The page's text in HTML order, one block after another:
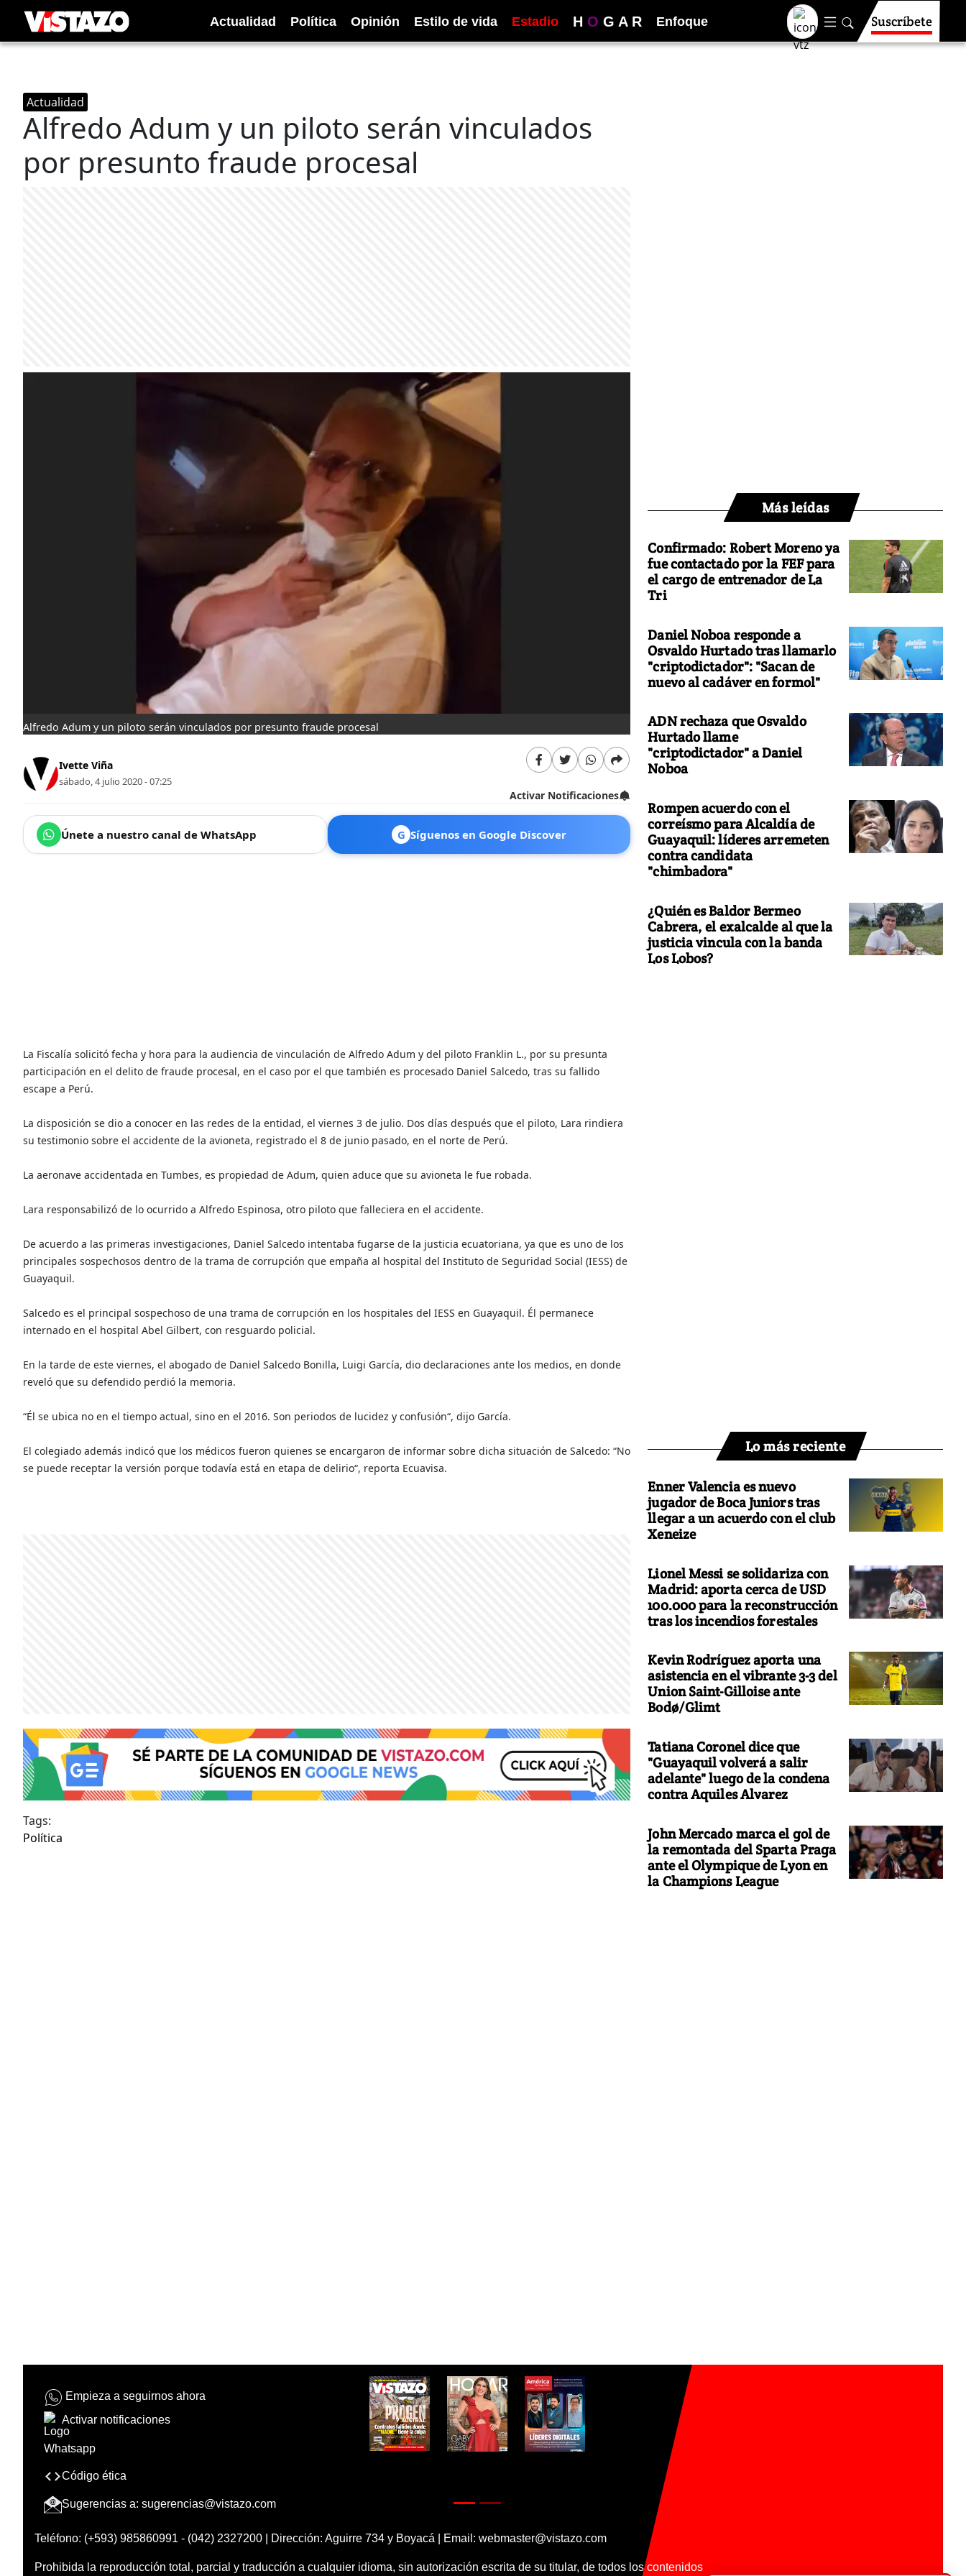
Actualidad Política Opinión Estilo de vida Estadio H O G A R Enfoque Suscríbete
Actualidad
Alfredo Adum y un piloto serán vinculados
por presunto fraude procesal
Alfredo Adum y un piloto serán vinculados por presunto fraude procesal
Ivette Viña
sábado, 4 julio 2020 - 07:25
Activar Notificaciones
Únete a nuestro canal de WhatsApp G Síguenos en Google Discover
La Fiscalía solicitó fecha y hora para la audiencia de vinculación de Alfredo Adum y del piloto Franklin L., por su presunta
participación en el delito de fraude procesal, en el caso por el que también es procesado Daniel Salcedo, tras su fallido
escape a Perú.
La disposición se dio a conocer en las redes de la entidad, el viernes 3 de julio. Dos días después que el piloto, Lara rindiera
su testimonio sobre el accidente de la avioneta, registrado el 8 de junio pasado, en el norte de Perú.
La aeronave accidentada en Tumbes, es propiedad de Adum, quien aduce que su avioneta le fue robada.
Lara responsabilizó de lo ocurrido a Alfredo Espinosa, otro piloto que falleciera en el accidente.
De acuerdo a las primeras investigaciones, Daniel Salcedo intentaba fugarse de la justicia ecuatoriana, ya que es uno de los
principales sospechosos dentro de la trama de corrupción que empaña al hospital del Instituto de Seguridad Social (IESS) de
Guayaquil.
Salcedo es el principal sospechoso de una trama de corrupción en los hospitales del IESS en Guayaquil. Él permanece
internado en el hospital Abel Gilbert, con resguardo policial.
En la tarde de este viernes, el abogado de Daniel Salcedo Bonilla, Luigi García, dio declaraciones ante los medios, en donde
reveló que su defendido perdió la memoria.
“Él se ubica no en el tiempo actual, sino en el 2016. Son periodos de lucidez y confusión“, dijo García.
El colegiado además indicó que los médicos fueron quienes se encargaron de informar sobre dicha situación de Salcedo: “No
se puede receptar la versión porque todavía está en etapa de delirio“, reporta Ecuavisa.
Tags:
Política
Más leídas
Confirmado: Robert Moreno ya
fue contactado por la FEF para
el cargo de entrenador de La
Tri
Daniel Noboa responde a
Osvaldo Hurtado tras llamarlo
"criptodictador": "Sacan de
nuevo al cadáver en formol"
ADN rechaza que Osvaldo
Hurtado llame
"criptodictador" a Daniel
Noboa
Rompen acuerdo con el
correísmo para Alcaldía de
Guayaquil: líderes arremeten
contra candidata
"chimbadora"
¿Quién es Baldor Bermeo
Cabrera, el exalcalde al que la
justicia vincula con la banda
Los Lobos?
Lo más reciente
Enner Valencia es nuevo
jugador de Boca Juniors tras
llegar a un acuerdo con el club
Xeneize
Lionel Messi se solidariza con
Madrid: aporta cerca de USD
100.000 para la reconstrucción
tras los incendios forestales
Kevin Rodríguez aporta una
asistencia en el vibrante 3-3 del
Union Saint-Gilloise ante
Bodø/Glimt
Tatiana Coronel dice que
"Guayaquil volverá a salir
adelante" luego de la condena
contra Aquiles Alvarez
John Mercado marca el gol de
la remontada del Sparta Praga
ante el Olympique de Lyon en
la Champions League
Empieza a seguirnos ahora
Activar notificaciones
Código ética
Sugerencias a: sugerencias@vistazo.com
Teléfono: (+593) 985860991 - (042) 2327200 | Dirección: Aguirre 734 y Boyacá | Email: webmaster@vistazo.com
Prohibida la reproducción total, parcial y traducción a cualquier idioma, sin autorización escrita de su titular, de todos los contenidos